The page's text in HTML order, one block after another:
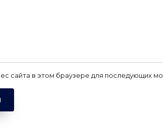
сайта в этом браузере для последующих